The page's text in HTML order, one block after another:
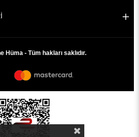
Hüma - Tüm hakları saklıdır.